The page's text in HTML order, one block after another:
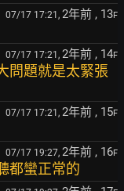
07/17 17:21, 2年前 , 13F
07/17 17:21, 2年前 , 14F
問題就是太緊張
07/17 17:21, 2年前 , 15F
07/17 19:27, 2年前 , 16F
都蠻正常的